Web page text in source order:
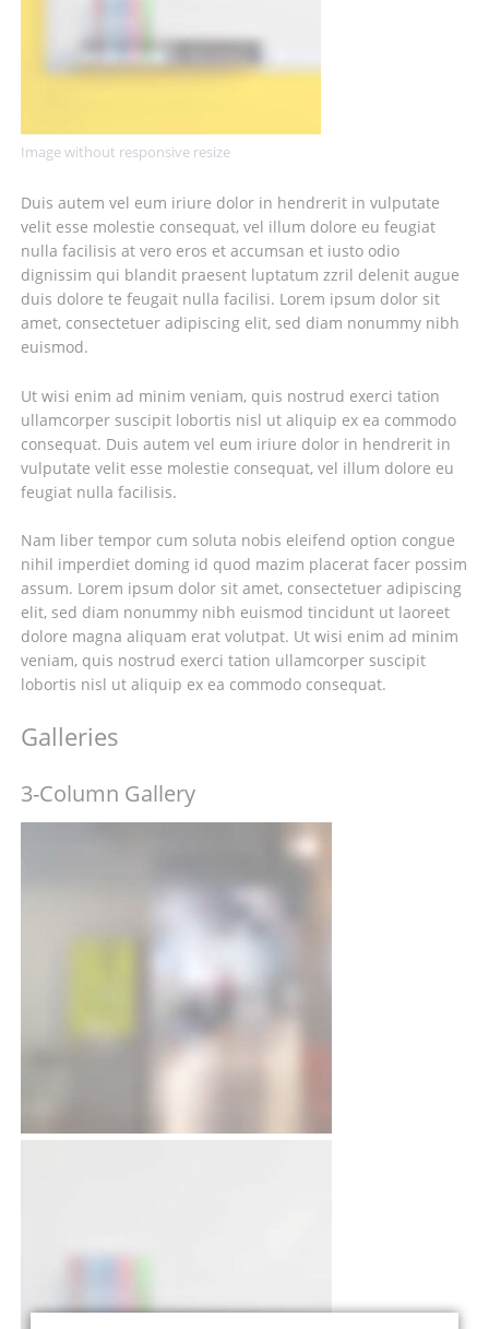
Image without responsive resize
Duis autem vel eum iriure dolor in hendrerit in vulputate
velit esse molestie consequat, vel illum dolore eu feugiat
nulla facilisis at vero eros et accumsan et iusto odio
dignissim qui blandit praesent luptatum zzril delenit augue
duis dolore te feugait nulla facilisi. Lorem ipsum dolor sit
amet, consectetuer adipiscing elit, sed diam nonummy nibh
euismod.
Ut wisi enim ad minim veniam, quis nostrud exerci tation
ullamcorper suscipit lobortis nisl ut aliquip ex ea commodo
consequat. Duis autem vel eum iriure dolor in hendrerit in
vulputate velit esse molestie consequat, vel illum dolore eu
feugiat nulla facilisis.
Nam liber tempor cum soluta nobis eleifend option congue
nihil imperdiet doming id quod mazim placerat facer possim
assum. Lorem ipsum dolor sit amet, consectetuer adipiscing
elit, sed diam nonummy nibh euismod tincidunt ut laoreet
dolore magna aliquam erat volutpat. Ut wisi enim ad minim
veniam, quis nostrud exerci tation ullamcorper suscipit
lobortis nisl ut aliquip ex ea commodo consequat.
Galleries
3-Column Gallery